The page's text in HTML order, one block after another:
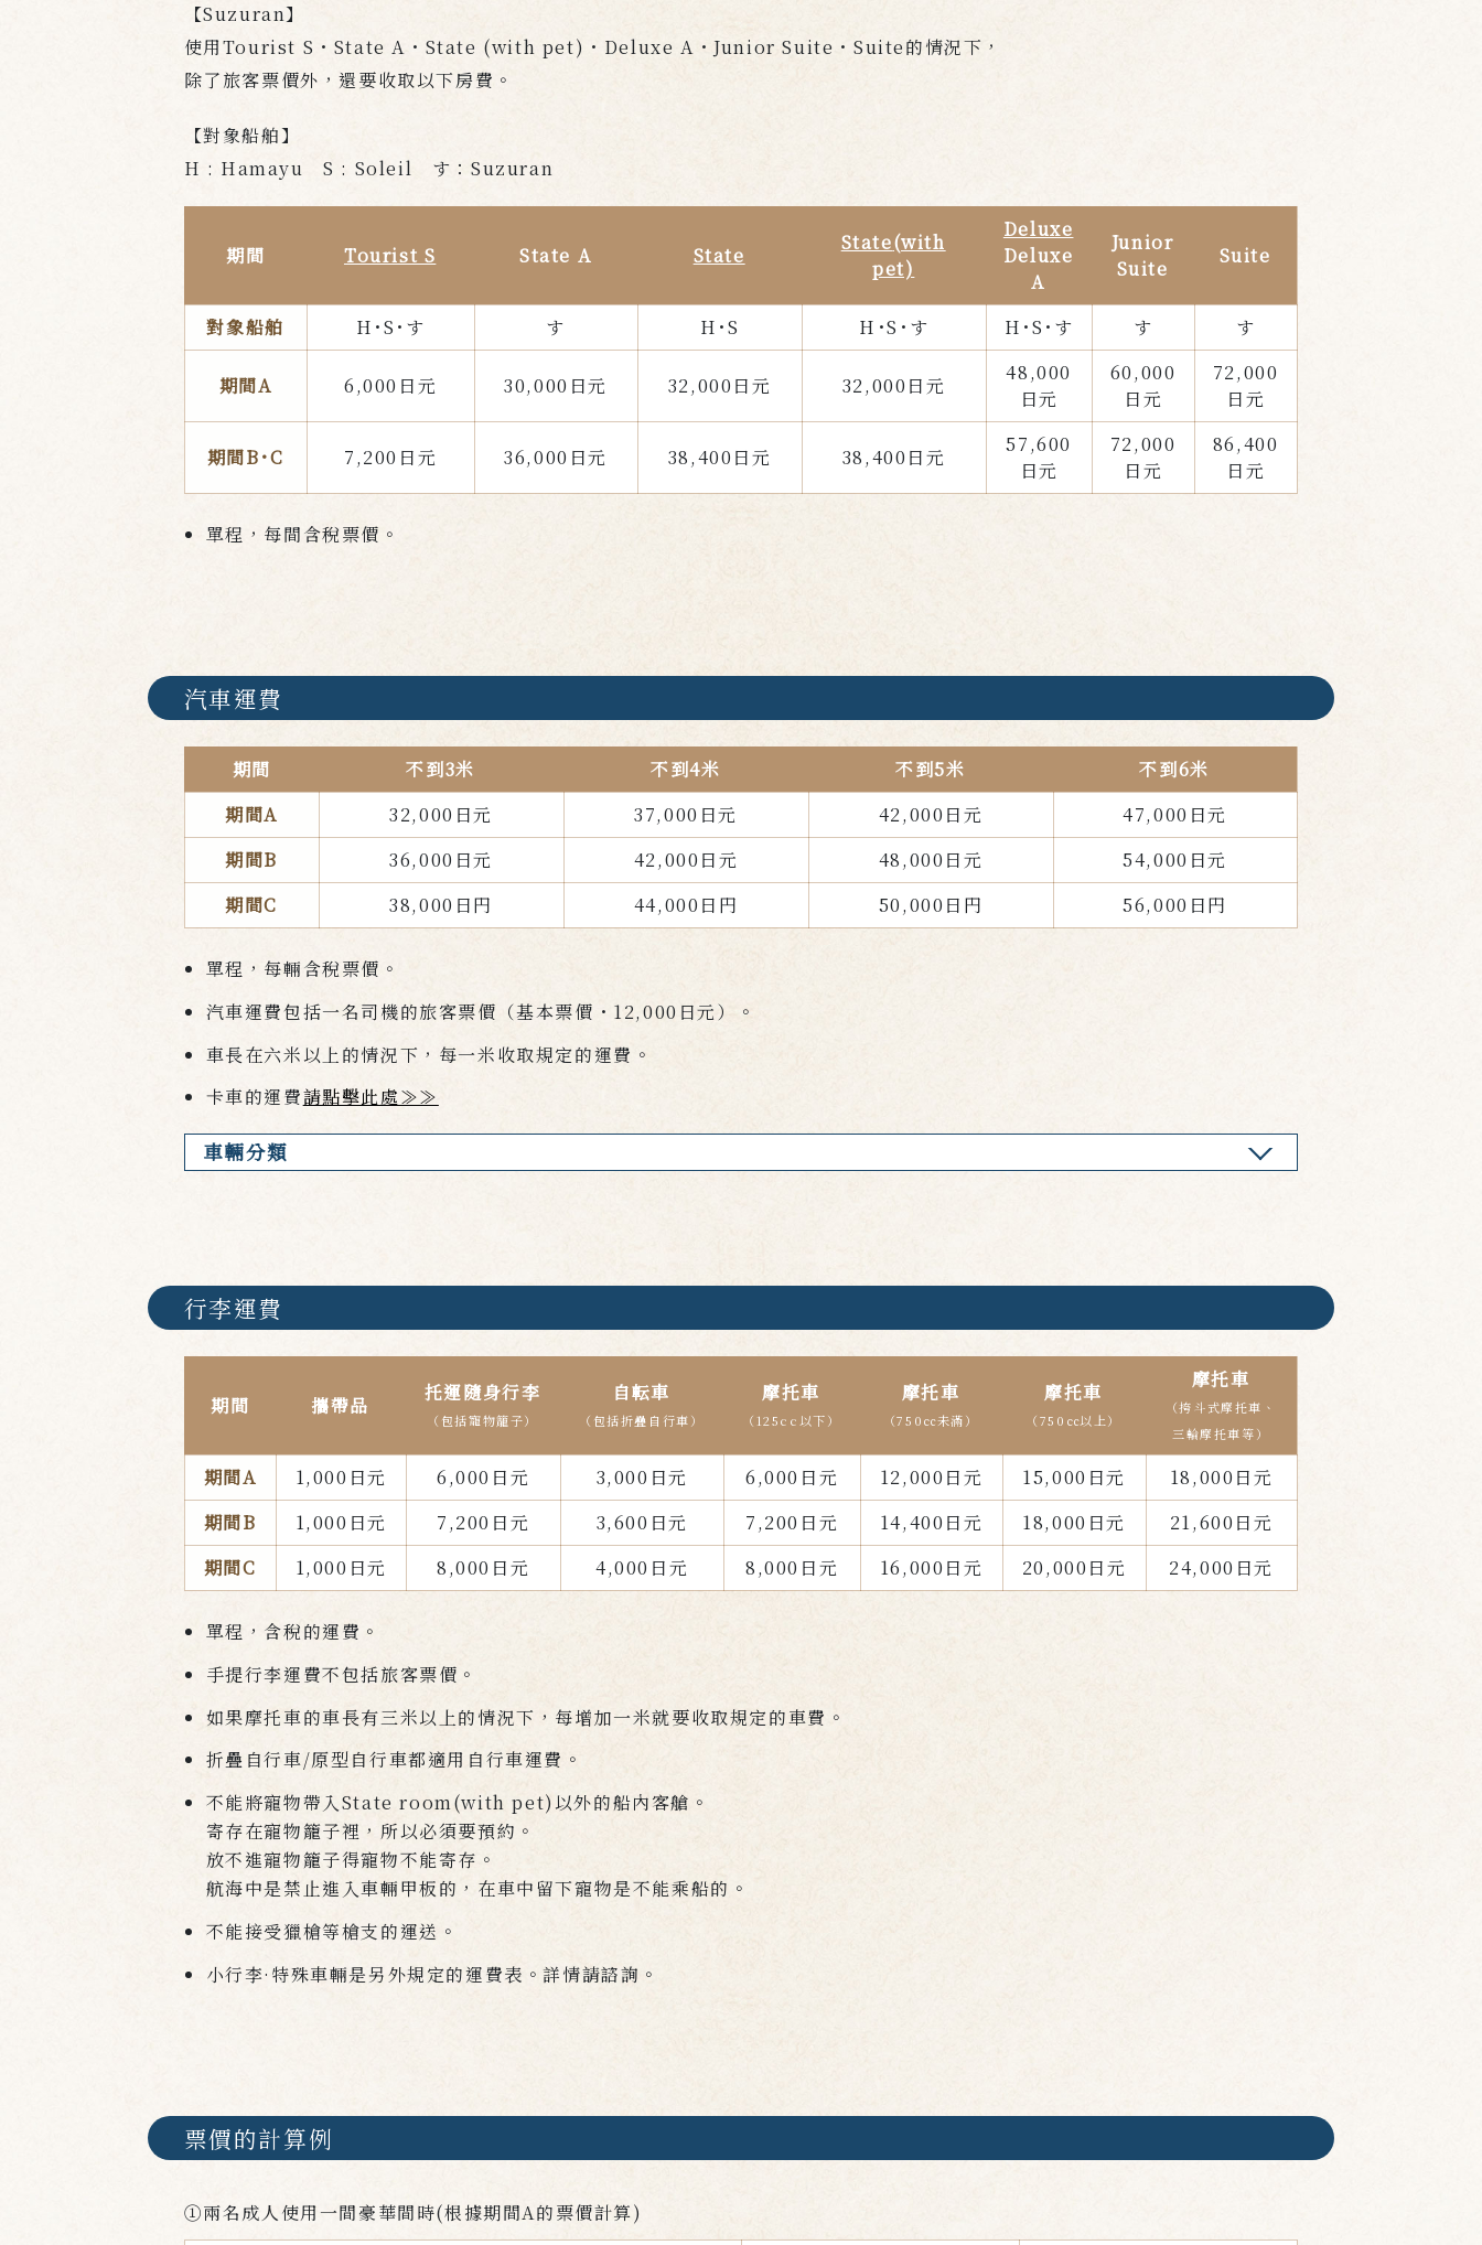
【Suzuran】
使用Tourist S・State A・State (with pet)・Deluxe A・Junior Suite・Suite的情況下，
除了旅客票價外，還要收取以下房費。
【對象船舶】
H : Hamayu S : Soleil す：Suzuran
期間 Tourist S State A State
State(with
pet)
Deluxe
Deluxe
A
Junior
Suite
Suite
對象船舶 H･S･す す H･S H･S･す H･S･す す す
期間A 6,000日元 30,000日元 32,000日元 32,000日元
48,000
日元
60,000
日元
72,000
日元
期間B･C 7,200日元 36,000日元 38,400日元 38,400日元
57,600
日元
72,000
日元
86,400
日元
單程，每間含稅票價。
汽車運費
期間 不到3米 不到4米 不到5米
不到6米
期間A
32,000日元 37,000日元 42,000日元
47,000日元
期間B
36,000日元 42,000日元 48,000日元
54,000日元
期間C
38,000日円 44,000日円 50,000日円 56,000日円
單程，每輛含稅票價。
汽車運費包括一名司機的旅客票價（基本票價・12,000日元）。
車長在六米以上的情況下，每一米收取規定的運費。
卡車的運費請點擊此處≫≫
車輛分類
行李運費
期間 攜帶品
托運隨身行李
（包括寵物籠子）
自転車
（包括折疊自行車）
摩托車
（125cc以下）
摩托車
（750㏄未滿）
摩托車
（750㏄以上）
摩托車
（挎斗式摩托車、
三輪摩托車等）
期間A 1,000日元 6,000日元 3,000日元 6,000日元 12,000日元 15,000日元
18,000日元
期間B
1,000日元 7,200日元 3,600日元 7,200日元 14,400日元 18,000日元
21,600日元
期間C
1,000日元 8,000日元 4,000日元 8,000日元 16,000日元 20,000日元 24,000日元
單程，含稅的運費。
手提行李運費不包括旅客票價。
如果摩托車的車長有三米以上的情況下，每增加一米就要收取規定的車費。
折疊自行車/原型自行車都適用自行車運費。
不能將寵物帶入State room(with pet)以外的船內客艙。
寄存在寵物籠子裡，所以必須要預約。
放不進寵物籠子得寵物不能寄存。
航海中是禁止進入車輛甲板的，在車中留下寵物是不能乘船的。
不能接受獵槍等槍支的運送。
小行李·特殊車輛是另外規定的運費表。詳情請諮詢。
票價的計算例
①兩名成人使用一間豪華間時(根據期間A的票價計算)